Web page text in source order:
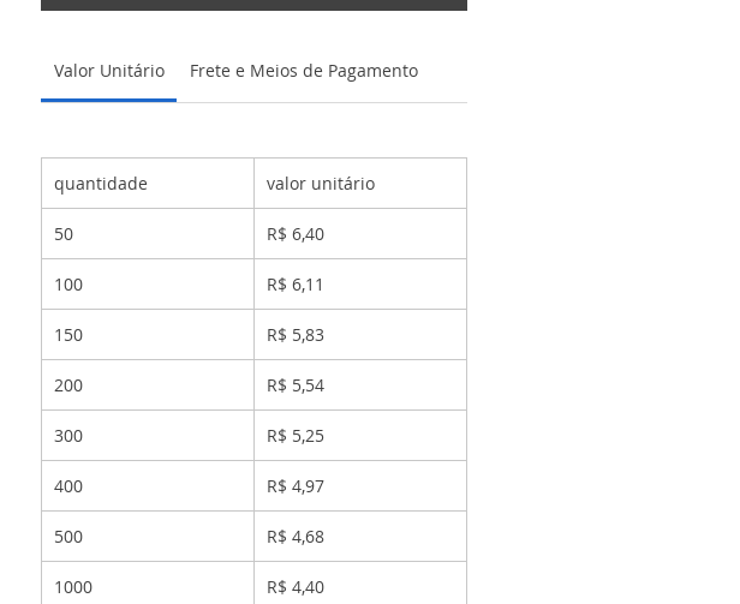
Valor Unitário Frete e Meios de Pagamento
quantidade valor unitário
50 R$ 6,40
100 R$ 6,11
150 R$ 5,83
200 R$ 5,54
300 R$ 5,25
400 R$ 4,97
500 R$ 4,68
1000 R$ 4,40